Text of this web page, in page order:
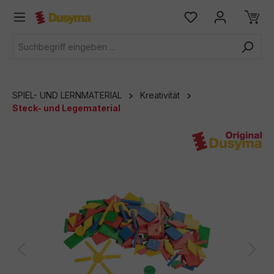
springen
SPIEL- UND LERNMATERIAL
Kreativität
Steck- und Legematerial